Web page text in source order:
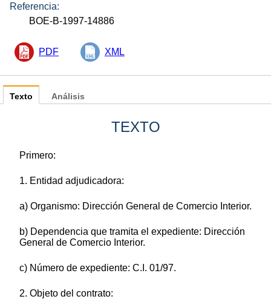
Referencia:
BOE-B-1997-14886
PDF XML
Texto
TEXTO
Primero:
1. Entidad adjudicadora:
a) Organismo: Dirección General de Comercio Interior.
b) Dependencia que tramita el expediente: Dirección
General de Comercio Interior.
c) Número de expediente: C.I. 01/97.
2. Objeto del contrato:
Análisis